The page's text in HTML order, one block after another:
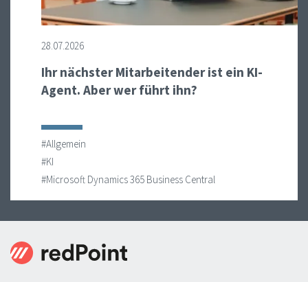
28.07.2026
Ihr nächster Mitarbeitender ist ein KI-
Agent. Aber wer führt ihn?
#Allgemein
#KI
#Microsoft Dynamics 365 Business Central